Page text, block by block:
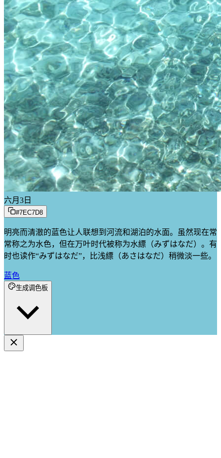
六月 3 日
#7EC7D8
明亮而清澈的蓝色让人联想到河流和湖泊的水面。虽然现在常
常称之为水色，但在万叶时代被称为水縹（みずはなだ）。有
时也读作“みずはなだ”，比浅縹（あさはなだ）稍微淡一些。
蓝色
生成调色板